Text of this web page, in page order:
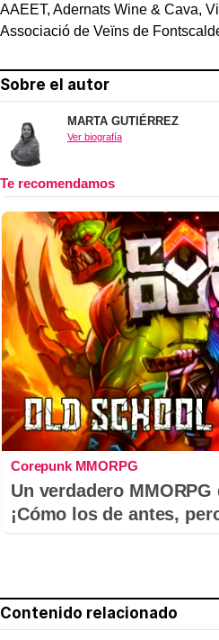
AAEET, Adernats Wine & Cava,
Associació de Veïns de
Sobre el autor
MARTA GUTIÉRREZ
Ver biografía
Corepunk MMORPG
Un verdadero
¡Cómo los de antes,
Contenido relacionado